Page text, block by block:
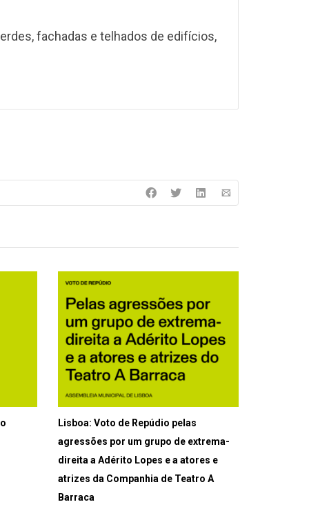
fachadas e telhados de edifícios,
Lisboa: Voto de Repúdio pelas
agressões por um grupo de extrema-
direita a Adérito Lopes e a atores e
atrizes da Companhia de Teatro A
Barraca